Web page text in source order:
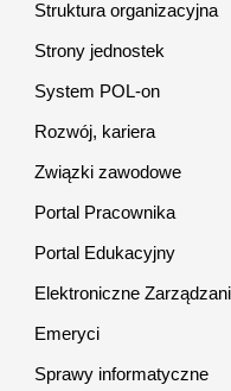
Struktura organizacyjna
Strony jednostek
System POL-on
Rozwój, kariera
Związki zawodowe
Portal Pracownika
Portal Edukacyjny
Elektroniczne
Emeryci
Sprawy informatyczne